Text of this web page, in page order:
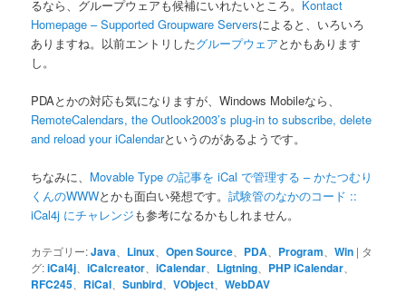
るなら、グループウェアも候補にいれたいところ。 Kontact
Homepage – Supported Groupware Serversによると、いろいろ
ありますね。以前エントリしたグループウェアとかもあります
し。
PDAとかの対応も気になりますが、Windows Mobileなら、
RemoteCalendars, the Outlook2003’s plug-in to subscribe, delete
and reload your iCalendarというのがあるようです。
ちなみに、 Movable Type の記事を iCal で管理する – かたつむり
くんのWWWとかも面白い発想です。試験管のなかのコード ::
iCal4j にチャレンジも参考になるかもしれません。
カテゴリー:Java Linux 、Open Source PDA Program 、Win | タ
グ:iCal4j 、iCalcreator 、iCalendar Ligtning PHP iCalendar
RFC245 RiCal 、Sunbird 、VObject 、WebDAV